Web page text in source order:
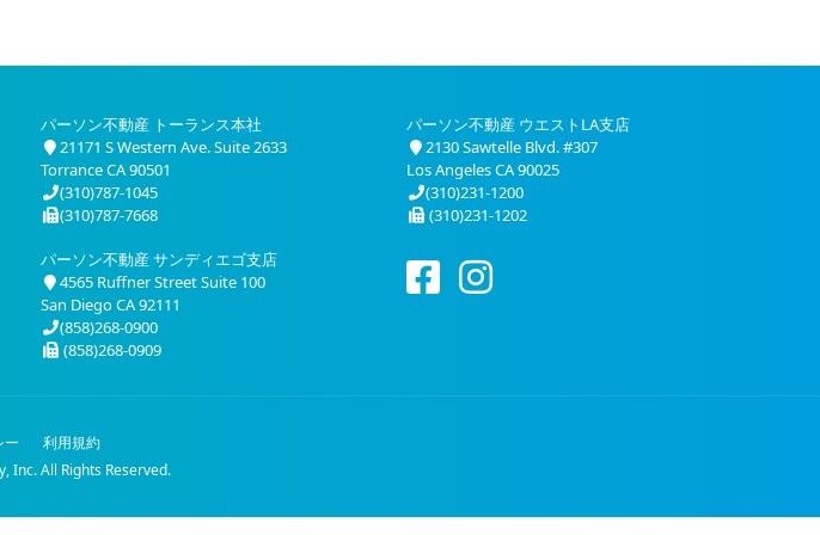
パーソン不動産 トーランス本社
21171 S Western Ave. Suite 2633
Torrance CA 90501
(310)787-1045
(310)787-7668
パーソン不動産 ウエストLA支店
2130 Sawtelle Blvd. #307
Los Angeles CA 90025
(310)231-1200
(310)231-1202
パーソン不動産 サンディエゴ支店
4565 Ruffner Street Suite 100
San Diego CA 92111
(858)268-0900
(858)268-0909
ー
利用規約
Inc. All Rights Reserved.